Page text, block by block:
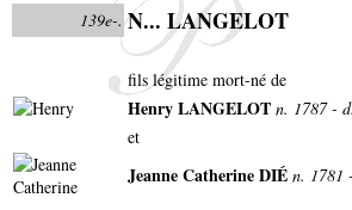
139e-. N... LANGELOT
fils légitime mort-né de
Henry LANGELOT n. 1787 -
et
Jeanne Catherine DIÉ n. 1781